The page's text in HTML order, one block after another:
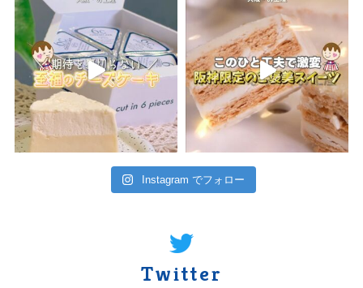
Instagram でフォロー
Twitter